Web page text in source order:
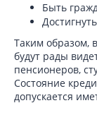
Быть
Таким образом,
будут рады
пенсионеров,
Состояние
допускается